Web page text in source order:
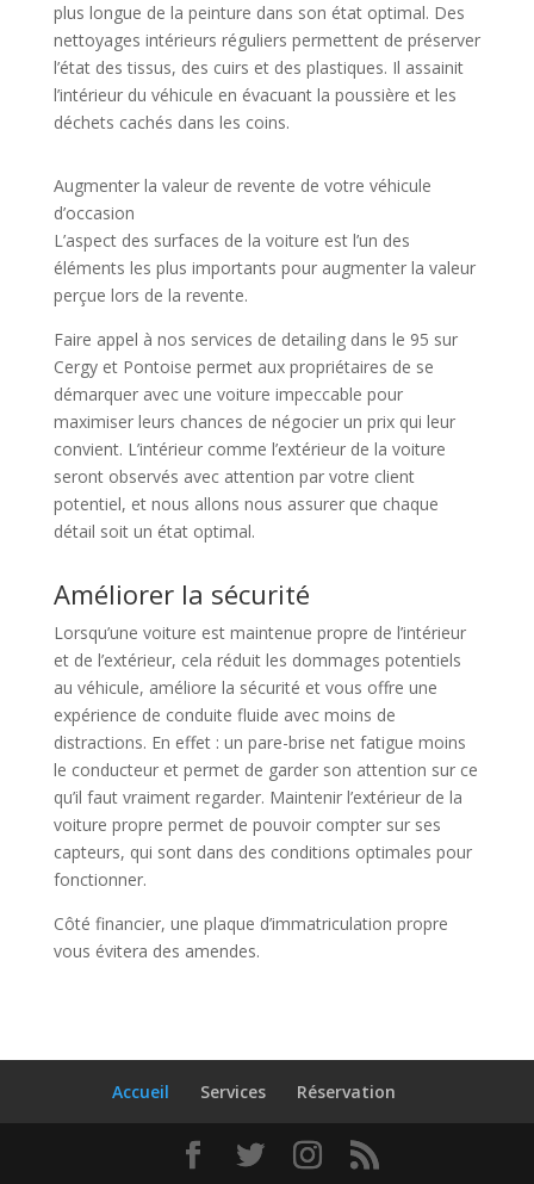
plus longue de la peinture dans son état optimal. Des
nettoyages intérieurs réguliers permettent de préserver
l’état des tissus, des cuirs et des plastiques. Il assainit
l’intérieur du véhicule en évacuant la poussière et les
déchets cachés dans les coins.
Augmenter la valeur de revente de votre véhicule
d’occasion
L’aspect des surfaces de la voiture est l’un des
éléments les plus importants pour augmenter la valeur
perçue lors de la revente.
Faire appel à nos services de detailing dans le 95 sur
Cergy et Pontoise permet aux propriétaires de se
démarquer avec une voiture impeccable pour
maximiser leurs chances de négocier un prix qui leur
convient. L’intérieur comme l’extérieur de la voiture
seront observés avec attention par votre client
potentiel, et nous allons nous assurer que chaque
détail soit un état optimal.
Améliorer la sécurité
Lorsqu’une voiture est maintenue propre de l’intérieur
et de l’extérieur, cela réduit les dommages potentiels
au véhicule, améliore la sécurité et vous offre une
expérience de conduite fluide avec moins de
distractions. En effet : un pare-brise net fatigue moins
le conducteur et permet de garder son attention sur ce
qu’il faut vraiment regarder. Maintenir l’extérieur de la
voiture propre permet de pouvoir compter sur ses
capteurs, qui sont dans des conditions optimales pour
fonctionner.
Côté financier, une plaque d’immatriculation propre
vous évitera des amendes.
Accueil Services Réservation